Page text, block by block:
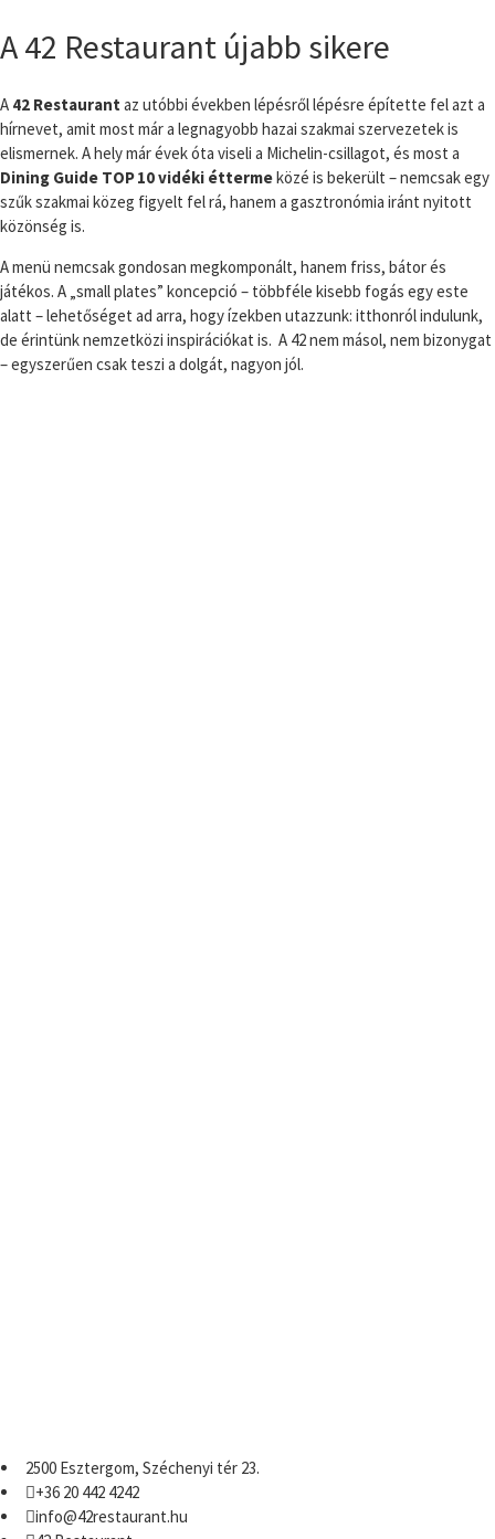
A 42 Restaurant újabb sikere
A 42 Restaurant az utóbbi években lépésről lépésre építette fel azt a
hírnevet, amit most már a legnagyobb hazai szakmai szervezetek is
elismernek. A hely már évek óta viseli a Michelin-csillagot, és most a
Dining Guide TOP 10 vidéki éttermeközé is bekerült – nemcsak egy
szűk szakmai közeg figyelt fel rá, hanem a gasztronómia iránt nyitott
közönség is.
A menü nemcsak gondosan megkomponált, hanem friss, bátor és
játékos. A „small plates” koncepció – többféle kisebb fogás egy este
alatt – lehetőséget ad arra, hogy ízekben utazzunk: itthonról indulunk,
de érintünk nemzetközi inspirációkat is. A 42 nem másol, nem bizonygat
– egyszerűen csak teszi a dolgát, nagyon jól.
2500 Esztergom, Széchenyi tér 23.
+36 20 442 4242
info@42restaurant.hu